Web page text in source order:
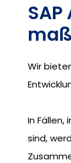
SAP
Wir
In
sind,